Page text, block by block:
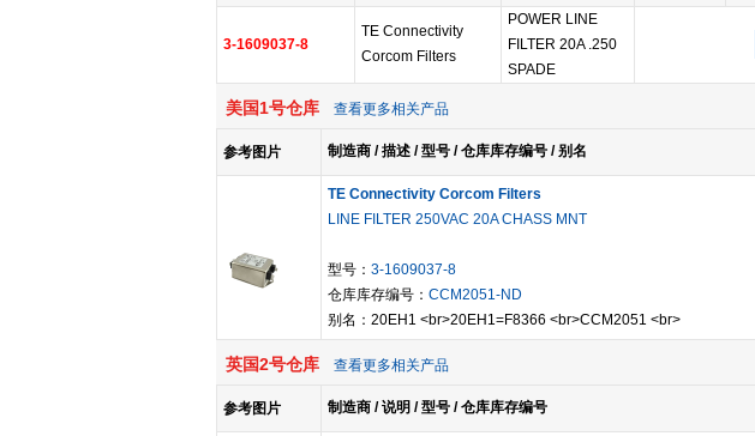
3-1609037-8
TE Connectivity
Corcom Filters
POWER LINE
FILTER 20A .250
SPADE
美国1号仓库 查看更多相关产品
参考图片 制造商 / 描述 / 型号 / 仓库库存编号 / 别名
TE Connectivity Corcom Filters
LINE FILTER 250VAC 20A CHASS MNT
型号： 3-1609037-8
仓库库存编号： CCM2051-ND
别名：20EH1 <br>20EH1=F8366 <br>CCM2051 <br>
英国2号仓库 查看更多相关产品
参考图片 制造商 / 说明 / 型号 / 仓库库存编号